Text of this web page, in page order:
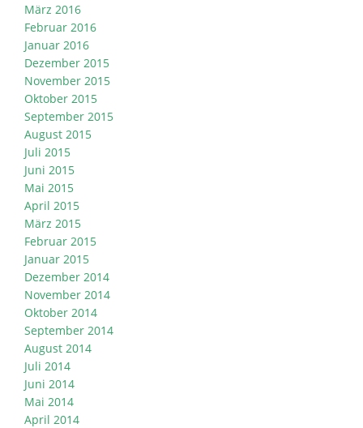
März 2016
Februar 2016
Januar 2016
Dezember 2015
November 2015
Oktober 2015
September 2015
August 2015
Juli 2015
Juni 2015
Mai 2015
April 2015
März 2015
Februar 2015
Januar 2015
Dezember 2014
November 2014
Oktober 2014
September 2014
August 2014
Juli 2014
Juni 2014
Mai 2014
April 2014